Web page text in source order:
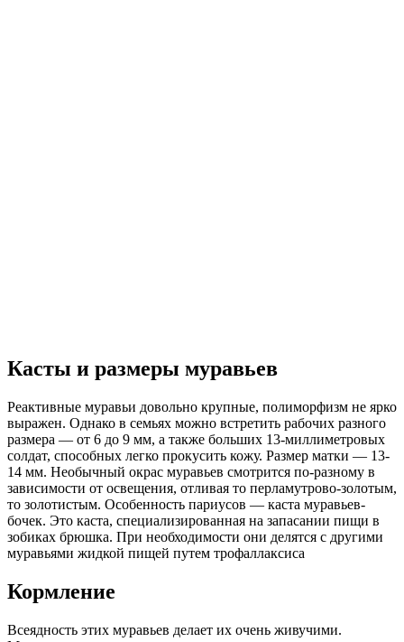
Касты и размеры муравьев
Реактивные муравьи довольно крупные, полиморфизм не ярко
выражен. Однако в семьях можно встретить рабочих разного
размера — от 6 до 9 мм, а также больших 13-миллиметровых
солдат, способных легко прокусить кожу. Размер матки — 13-
14 мм. Необычный окрас муравьев смотрится по-разному в
зависимости от освещения, отливая то перламутрово-золотым,
то золотистым. Особенность париусов — каста муравьев-
бочек. Это каста, специализированная на запасании пищи в
зобиках брюшка. При необходимости они делятся с другими
муравьями жидкой пищей путем трофаллаксиса
Кормление
Всеядность этих муравьев делает их очень живучими.